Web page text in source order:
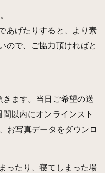
あげたりすると、より素
ので、ご協力頂ければと
ます。当日ご希望の送
以内にオンラインスト
お写真データをダウンロ
ったり、寝てしまった場